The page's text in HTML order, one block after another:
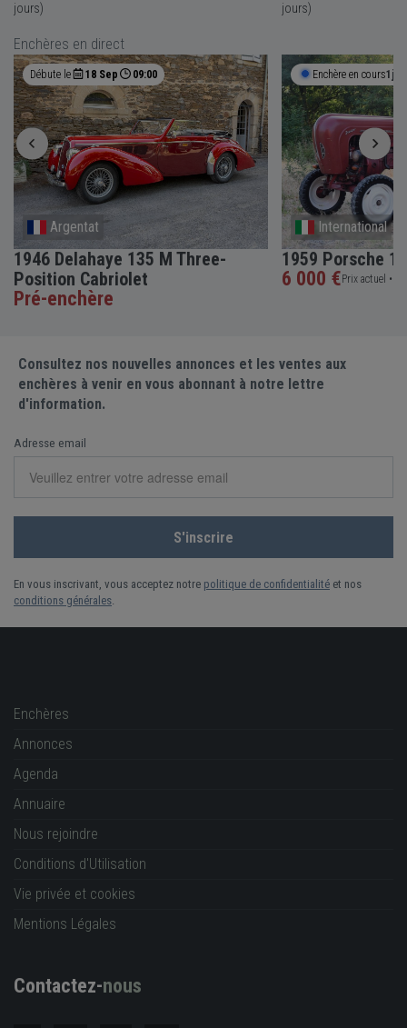
jours)
jours)
Enchères en direct
Débute le 18 Sep 09:00
Argentat
1946 Delahaye 135 M Three-
Position Cabriolet
Pré-enchère
Enchère en cours1j
International
1959 Porsche
6 000 € Prix actuel •
Consultez nos nouvelles annonces et les ventes aux
enchères à venir en vous abonnant à notre lettre
d'information.
Adresse email
En vous inscrivant, vous acceptez notre politique de confidentialité et nos
conditions générales.
Enchères
Annonces
Agenda
Annuaire
Nous rejoindre
Conditions d'Utilisation
Vie privée et cookies
Mentions Légales
Contactez-nous